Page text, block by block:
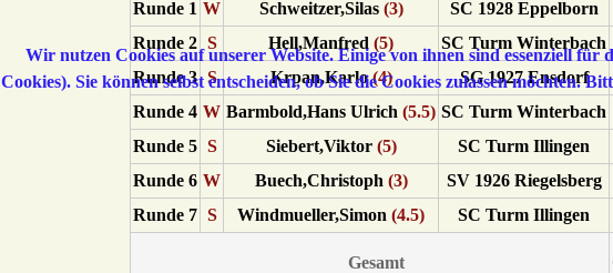
Runde 1 W Schweitzer,Silas(3) SC 1928 Eppelborn
Runde 2 S Hell,Manfred (5) SC Turm Winterbach
Runde 3 S Krpan,Karlo(4) SG 1927 Ensdorf
Runde 4 W Barmbold,Hans Ulrich (5.5) SC Turm Winterbach
Runde 5 S Siebert,Viktor(5) SC Turm Illingen
Runde 6 W Buech,Christoph (3) SV 1926 Riegelsberg
Runde 7 S Windmueller,Simon (4.5) SC Turm Illingen
Gesamt
Wir nutzen Cookies auf unserer Website. Einige von ihnen sind essenziell
Cookies). Sie können selbst entscheiden, ob Sie die Cookies zulassen möchten.